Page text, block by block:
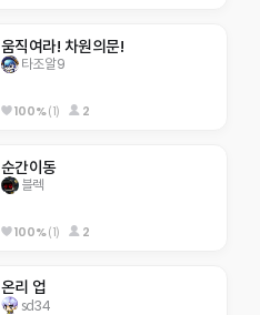
움직여라! 차원의문!
타조알9
100%(1) 2
순간이동
블렉
100%(1) 2
온리 업
sd34